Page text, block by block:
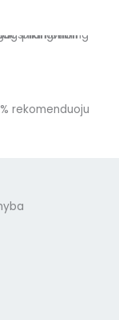
rekomenduoju